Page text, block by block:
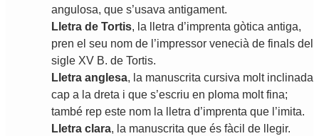
angulosa, que s’usava antigament.
Lletra de Tortis, la lletra d’imprenta gòtica antiga,
pren el seu nom de ’impressor venecià de finals del
sigle XV B. de Tortis.
Lletra anglesa, la manuscrita cursiva molt inclinada
cap a la dreta i que s’escriu en ploma molt fina;
també rep este nom la lletra d’imprenta que ’imita.
Lletra clara, la manuscrita que és fàcil de llegir.